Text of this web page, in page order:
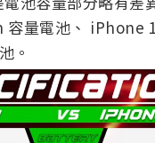
容量電池、 iPhone
。